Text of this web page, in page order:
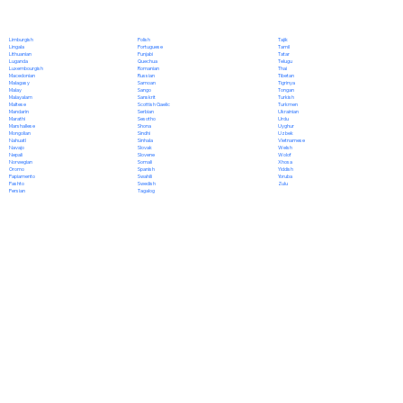
Limburgish
Lingala
Lithuanian
Luganda
Luxembourgish
Macedonian
Malagasy
Malay
Malayalam
Maltese
Mandarin
Marathi
Marshallese
Mongolian
Nahuatl
Navajo
Nepali
Norwegian
Oromo
Papiamento
Pashto
Persian
Polish
Portuguese
Punjabi
Quechua
Romanian
Russian
Samoan
Sango
Sanskrit
Scottish Gaelic
Serbian
Sesotho
Shona
Sindhi
Sinhala
Slovak
Slovene
Somali
Spanish
Swahili
Swedish
Tagalog
Tajik
Tamil
Tatar
Telugu
Thai
Tibetan
Tigrinya
Tongan
Turkish
Turkmen
Ukrainian
Urdu
Uyghur
Uzbek
Vietnamese
Welsh
Wolof
Xhosa
Yiddish
Yoruba
Zulu